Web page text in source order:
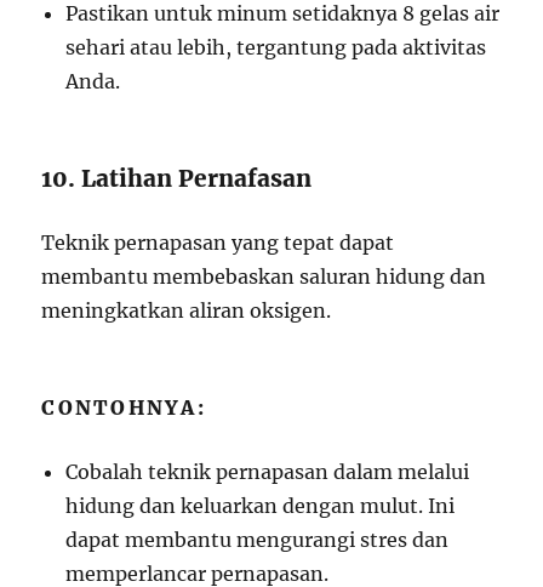
Pastikan untuk minum setidaknya 8 gelas air
sehari atau lebih, tergantung pada aktivitas
Anda.
10. Latihan Pernafasan
Teknik pernapasan yang tepat dapat
membantu membebaskan saluran hidung dan
meningkatkan aliran oksigen.
CONTOHNYA:
Cobalah teknik pernapasan dalam melalui
hidung dan keluarkan dengan mulut. Ini
dapat membantu mengurangi stres dan
memperlancar pernapasan.